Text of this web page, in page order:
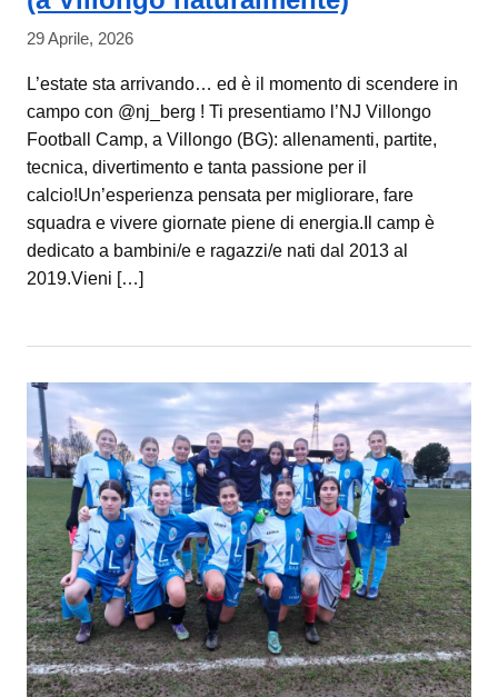
29 Aprile, 2026
L’estate sta arrivando… ed è il momento di scendere in
campo con @nj_berg ! Ti presentiamo l’NJ Villongo
Football Camp, a Villongo (BG): allenamenti, partite,
tecnica, divertimento e tanta passione per il
calcio!Un’esperienza pensata per migliorare, fare
squadra e vivere giornate piene di energia.Il camp è
dedicato a bambini/e e ragazzi/e nati dal 2013 al
2019.Vieni […]